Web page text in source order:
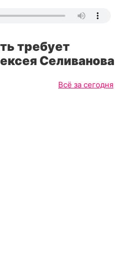
требует
Селиванова
Всё за сегодня